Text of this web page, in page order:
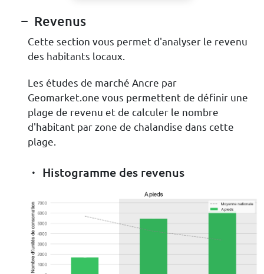
Revenus
Cette section vous permet d'analyser le revenu
des habitants locaux.
Les études de marché Ancre par
Geomarket.one vous permettent de définir une
plage de revenu et de calculer le nombre
d'habitant par zone de chalandise dans cette
plage.
Histogramme des revenus